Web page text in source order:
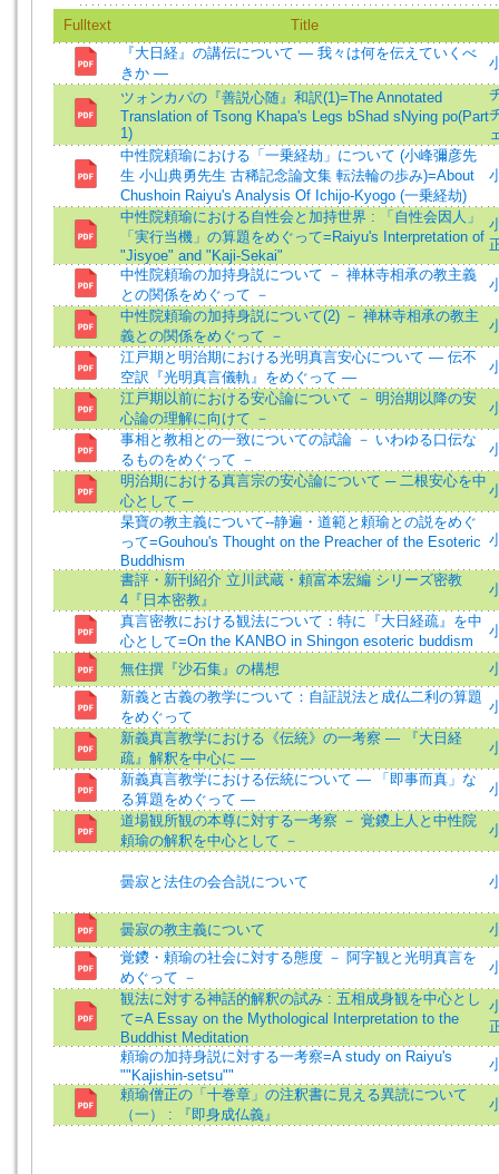
Fulltext
Title
『大日経』の講伝について ― 我々は何を伝えていくべ
きか ―
ツォンカパの『善説心随』和訳(1)=The Annotated
Translation of Tsong Khapa's Legs bShad sNying po(Part
1)
中性院頼瑜における「一乗経劫」について (小峰彌彦先
生 小山典勇先生 古稀記念論文集 転法輪の歩み)=About
Chushoin Raiyu's Analysis Of Ichijo-Kyogo (一乗経劫)
中性院頼瑜における自性会と加持世界 : 「自性会因人」
「実行当機」の算題をめぐって=Raiyu's Interpretation of
"Jisyoe" and "Kaji-Sekai"
中性院頼瑜の加持身説について － 禅林寺相承の教主義
との関係をめぐって －
中性院頼瑜の加持身説について(2) － 禅林寺相承の教主
義との関係をめぐって －
江戸期と明治期における光明真言安心について ― 伝不
空訳『光明真言儀軌』をめぐって ―
江戸期以前における安心論について － 明治期以降の安
心論の理解に向けて －
事相と教相との一致についての試論 － いわゆる口伝な
るものをめぐって －
明治期における真言宗の安心論について ─ 二根安心を中
心として ─
杲寶の教主義について--静遍・道範と頼瑜との説をめぐ
って=Gouhou's Thought on the Preacher of the Esoteric
Buddhism
書評・新刊紹介 立川武蔵・頼富本宏編 シリーズ密教
4『日本密教』
真言密教における観法について：特に『大日経疏』を中
心として=On the KANBO in Shingon esoteric buddism
無住撰『沙石集』の構想
新義と古義の教学について：自証説法と成仏二利の算題
をめぐって
新義真言教学における《伝統》の一考察 ― 『大日経
疏』解釈を中心に ―
新義真言教学における伝統について ― 「即事而真」な
る算題をめぐって ―
道場観所観の本尊に対する一考察 － 覚鑁上人と中性院
頼瑜の解釈を中心として －
曇寂と法住の会合説について
曇寂の教主義について
覚鑁・頼瑜の社会に対する態度 － 阿字観と光明真言を
めぐって －
観法に対する神話的解釈の試み : 五相成身観を中心とし
て=A Essay on the Mythological Interpretation to the
Buddhist Meditation
頼瑜の加持身説に対する一考察=A study on Raiyu's
""Kajishin-setsu""
頼瑜僧正の「十巻章」の注釈書に見える異読について
（一） : 『即身成仏義』